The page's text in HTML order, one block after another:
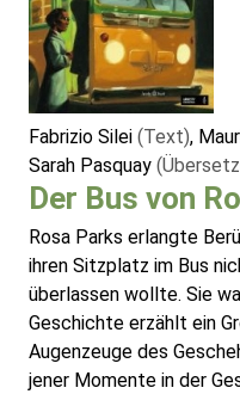
Fabrizio Silei (Text),
Sarah Pasquay
Der Bus von
Rosa Parks erlangte
ihren Sitzplatz im Bus
überlassen wollte. Sie
Geschichte erzählt ein
Augenzeuge des
jener Momente in der